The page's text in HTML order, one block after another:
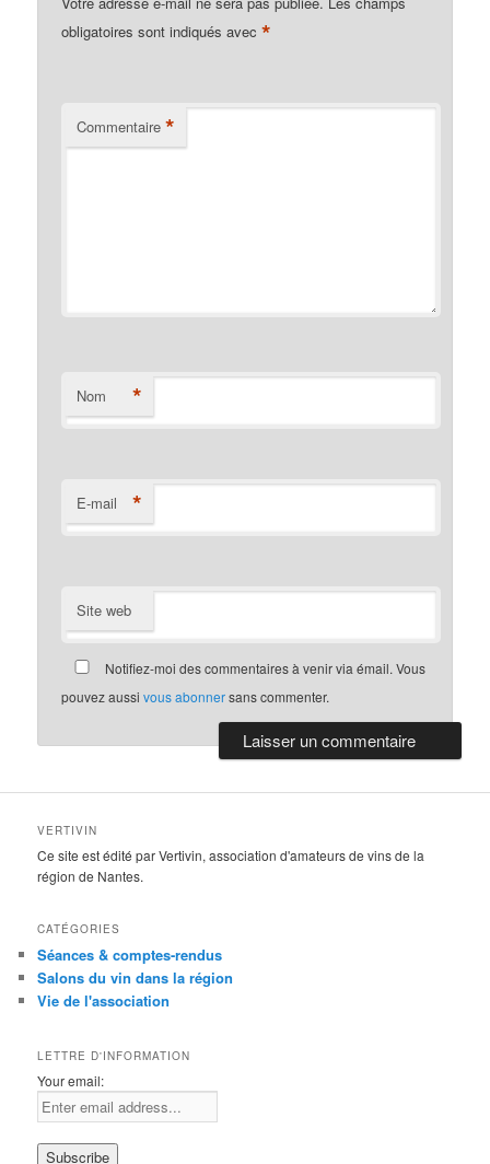
obligatoires sont indiqués avec*
Commentaire *
Nom *
E-mail *
Site web
Notifiez-moi des commentaires à venir via émail. Vous
pouvez aussivous abonnersans commenter.
VERTIVIN
Ce site est édité par Vertivin, association d'amateurs de vins de la
région de Nantes.
CATÉGORIES
Séances & comptes-rendus
Salons du vin dans la région
Vie de l'association
LETTRE D'INFORMATION
Your email: